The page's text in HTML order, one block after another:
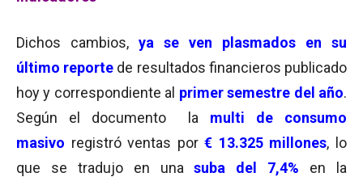
Dichos cambios, ya se ven plasmados en su
último reporte de resultados financieros publicado
hoy y correspondiente al primer semestre del año.
Según el documento la multi de consumo
masivo registró ventas por € 13.325 millones, lo
que se tradujo en unasuba del 7,4% en la